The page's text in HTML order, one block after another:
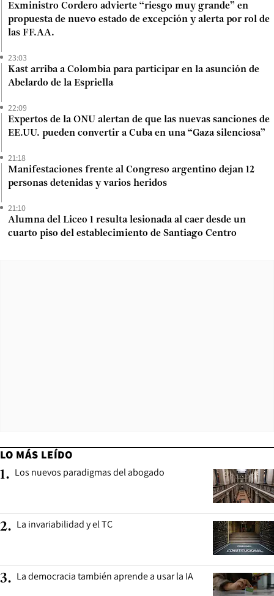
Exministro Cordero advierte “riesgo muy grande” en
propuesta de nuevo estado de excepción y alerta por rol de
las FF.AA.
23:03
Kast arriba a Colombia para participar en la asunción de
Abelardo de la Espriella
22:09
Expertos de la ONU alertan de que las nuevas sanciones de
EE.UU. pueden convertir a Cuba en una “Gaza silenciosa”
21:18
Manifestaciones frente al Congreso argentino dejan 12
personas detenidas y varios heridos
21:10
Alumna del Liceo 1 resulta lesionada al caer desde un
cuarto piso del establecimiento de Santiago Centro
LO MÁS LEÍDO
1. Los nuevos paradigmas del abogado
2. La invariabilidad y el TC
3. La democracia también aprende a usar la IA